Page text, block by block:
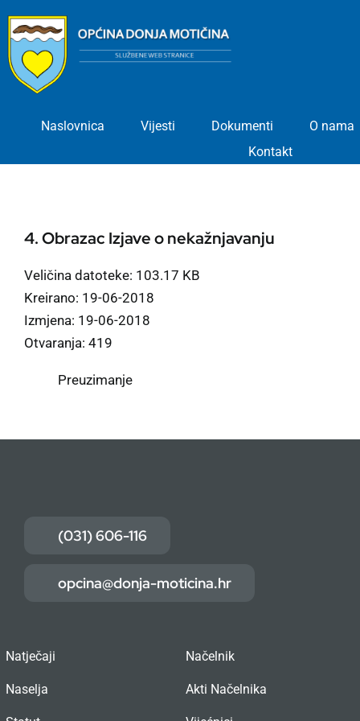
content
Naslovnica Vijesti Dokumenti
O nama
Kontakt
4. Obrazac Izjave o nekažnjavanju
Veličina datoteke: 103.17 KB
Kreirano: 19-06-2018
Izmjena: 19-06-2018
Otvaranja: 419
Preuzimanje
(031) 606-116
opcina@donja-moticina.hr
Natječaji
Naselja
Načelnik
Akti Načelnika